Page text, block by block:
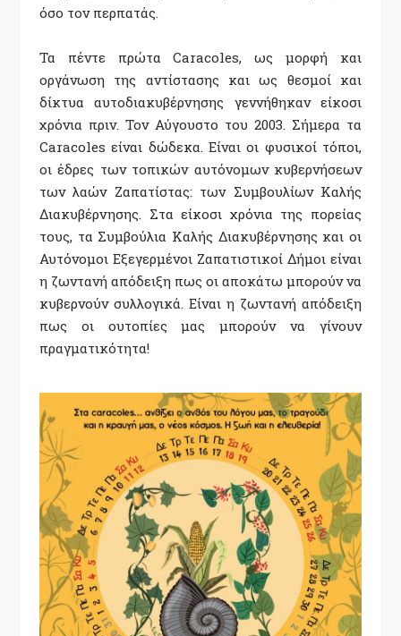
όσο τον περπατάς.
Τα πέντε πρώτα Caracoles, ως μορφή και
οργάνωση της αντίστασης και ως θεσμοί και
δίκτυα αυτοδιακυβέρνησης γεννήθηκαν είκοσι
χρόνια πριν. Τον Αύγουστο του 2003. Σήμερα τα
Caracoles είναι δώδεκα. Είναι οι φυσικοί τόποι,
οι έδρες των τοπικών αυτόνομων κυβερνήσεων
των λαών Ζαπατίστας: των Συμβουλίων Καλής
Διακυβέρνησης. Στα είκοσι χρόνια της πορείας
τους, τα Συμβούλια Καλής Διακυβέρνησης και οι
Αυτόνομοι Εξεγερμένοι Ζαπατιστικοί Δήμοι είναι
η ζωντανή απόδειξη πως οι αποκάτω μπορούν να
κυβερνούν συλλογικά. Είναι η ζωντανή απόδειξη
πως οι ουτοπίες μας μπορούν να γίνουν
πραγματικότητα!